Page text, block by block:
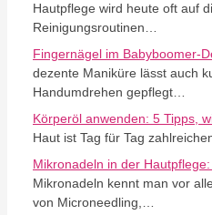
Hautpflege wird heute oft auf
Reinigungsroutinen…
Fingernägel im Babyboomer-
dezente Maniküre lässt auch
Handumdrehen gepflegt…
Körperöl anwenden: 5 Tipps,
Haut ist Tag für Tag
Mikronadeln in der
Mikronadeln kennt man vor
von Microneedling,…